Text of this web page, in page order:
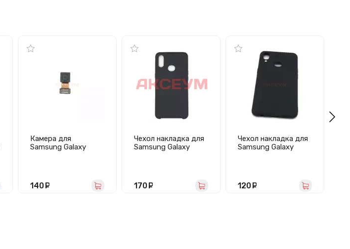
Камера для
Samsung Galaxy
140
Чехол накладка для
Samsung Galaxy
170
Чехол накладка для
Samsung Galaxy
120